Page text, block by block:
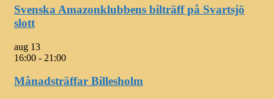
Svenska Amazonklubbens bilträff på Svartsjö
slott
aug 13
16:00 - 21:00
Månadsträffar Billesholm